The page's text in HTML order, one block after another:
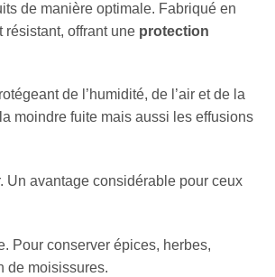
de manière optimale. Fabriqué en
offrant une protection
de l’humidité, de l’air et de la
moindre fuite mais aussi les effusions
Un avantage considérable pour ceux
Pour conserver épices, herbes,
de moisissures.